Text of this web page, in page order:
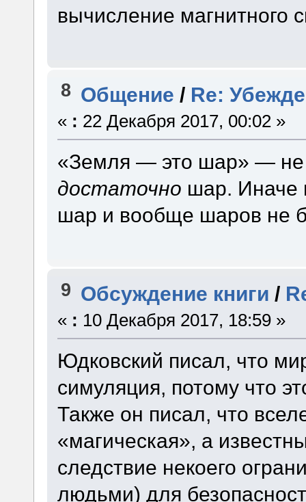
вычисление магнитного
8 Общение / Re:
« : 22 Декабря 2017, 00:02 »
«Земля — это шар» —
достаточно шар. Иначе
шар и вообще шаров не
9 Обсуждение книги /
« : 10 Декабря 2017, 18:59 »
Юдковский писал, что
симуляция, потому что
Также он писал, что
«магическая», а
следствие некоего
людьми) для